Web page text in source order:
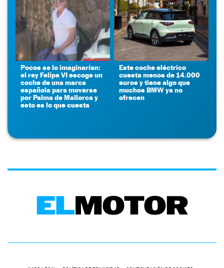
Pocos se lo imaginarían:
el rey Felipe VI escoge un
coche de una marca
española para moverse
por Palma de Mallorca y
esto es lo que cuesta
Este coche eléctrico
cuesta menos de 14.000
euros y tiene algo que
muchos BMW ya no
ofrecen